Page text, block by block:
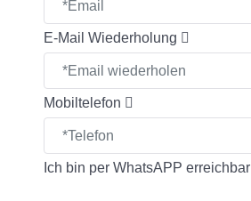
E-Mail Wiederholung
Mobiltelefon
Ich bin per WhatsAPP erreichbar